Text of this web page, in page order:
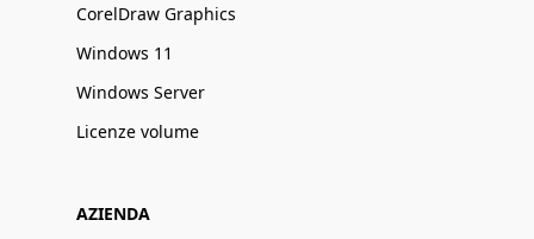
CorelDraw Graphics
Windows 11
Windows Server
Licenze volume
AZIENDA